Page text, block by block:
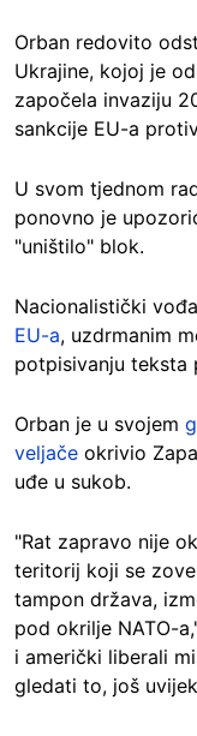
Orban redovito
Ukrajine, kojoj je
započela invaziju
sankcije EU-a
U svom tjednom
ponovno je
"uništilo" blok.
Nacionalistički
EU-a, uzdrmanim
potpisivanju teksta
Orban je u svojem
veljače okrivio
uđe u sukob.
"Rat zapravo nije
teritorij koji se
tampon država,
pod okrilje NATO-
i američki liberali
gledati to, još